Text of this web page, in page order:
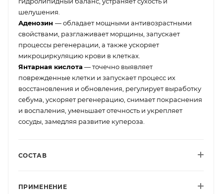
шелушения.
Аденозин — обладает мощными антивозрастными
свойствами, разглаживает морщины, запускает
процессы регенерации, а также ускоряет
микроциркуляцию крови в клетках.
Янтарная кислота — точечно выявляет
поврежденные клетки и запускает процесс их
восстановления и обновления, регулирует выработку
себума, ускоряет регенерацию, снимает покраснения
и воспаления, уменьшает отечность и укрепляет
сосуды, замедляя развитие купероза.
СОСТАВ
ПРИМЕНЕНИЕ